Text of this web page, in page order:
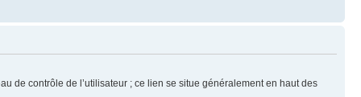
de contrôle de l’utilisateur ; ce lien se situe généralement en haut des